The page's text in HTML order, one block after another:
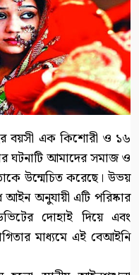
বয়সী এক কিশোরী ও ১৬
ঘটনাটি আমাদের সমাজ ও
উন্মেচিত করেছে। উভয়
আইন অনুযায়ী এটি পরিষ্কার
দোহাই দিয়ে এবং
মাধ্যমে এই বেআইনি